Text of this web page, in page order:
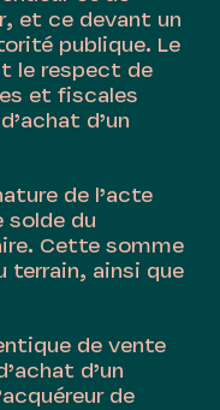
et ce devant un
publique. Le
le respect de
et fiscales
d’un
de l’acte
solde du
Cette somme
terrain, ainsi que
de vente
d’un
de